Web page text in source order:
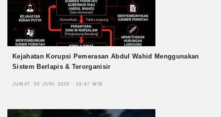
Kejahatan Korupsi Pemerasan Abdul Wahid Menggunakan
Sistem Berlapis & Terorganisir
JUMAT, 05 JUNI 2026 - 19:47 WIB